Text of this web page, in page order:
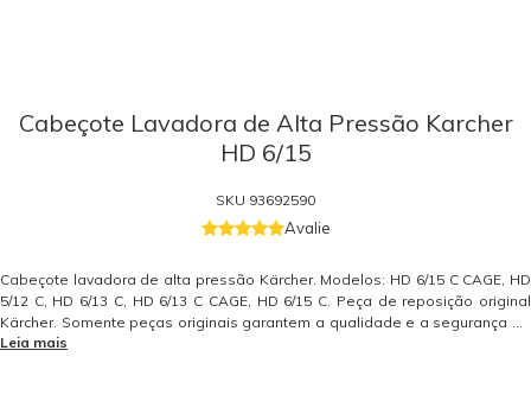
Cabeçote Lavadora de Alta Pressão Karcher
HD 6/15
SKU 93692590
Avalie
Cabeçote lavadora de alta pressão Kärcher. Modelos: HD 6/15 C CAGE, HD
5/12 C, HD 6/13 C, HD 6/13 C CAGE, HD 6/15 C. Peça de reposição original
Kärcher. Somente peças originais garantem a qualidade e a segurança do
equipamento e do operador. Caso tenha dúvidas consulte-nos: (19) 99768-
Leia mais